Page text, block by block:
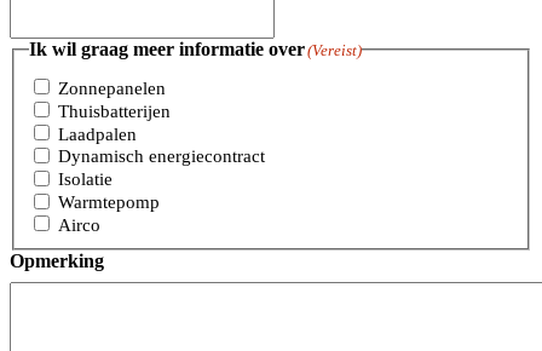
Ik wil graag meer informatie over(Vereist)
Zonnepanelen
Thuisbatterijen
Laadpalen
Dynamisch energiecontract
Isolatie
Warmtepomp
Airco
Opmerking